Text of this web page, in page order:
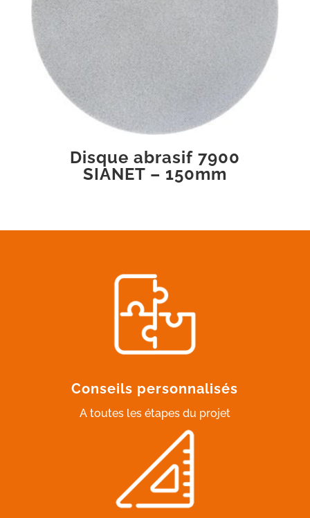
Disque abrasif 7900
SIANET – 150mm
Conseils personnalisés
A toutes les étapes du projet